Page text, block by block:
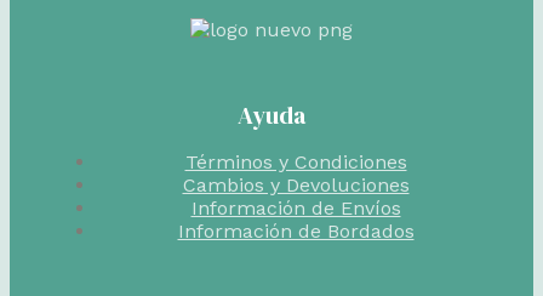
Ayuda
Términos y Condiciones
Cambios y Devoluciones
Información de Envíos
Información de Bordados